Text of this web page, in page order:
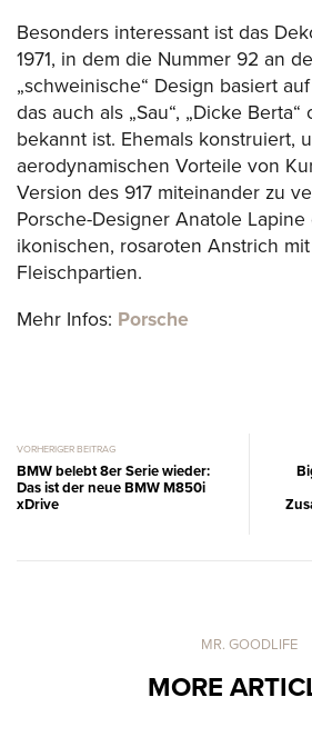
Besonders interessant ist das
1971, in dem die Nummer 92 an
„schweinische“ Design basiert
das auch als „Sau“, „Dicke Berta“
bekannt ist. Ehemals konstruiert,
aerodynamischen Vorteile von
Version des 917 miteinander zu
Porsche-Designer Anatole
ikonischen, rosaroten Anstrich
Fleischpartien.
Mehr Infos: Porsche
VORHERIGER BEITRAG
BMW belebt 8er Serie wieder:
Das ist der neue BMW M850i
xDrive
MR. GOODLIFE
MORE